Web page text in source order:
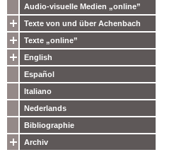
Audio-visuelle Medien „online”
Texte von und über Achenbach
Texte „online”
English
Español
Italiano
Nederlands
Bibliographie
Archiv